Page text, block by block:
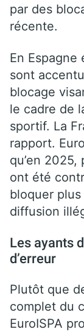
par des
récente.
En Espagne
sont
blocage
le cadre de
sportif. La
rapport.
qu’en
ont été
bloquer
diffusion
Les ayants
d’erreur
Plutôt que
complet du
EuroISPA